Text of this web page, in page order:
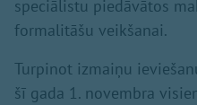
speciālistu piedāvātos
formalitāšu veikšanai.
Turpinot izmaiņu
šī gada 1. novembra